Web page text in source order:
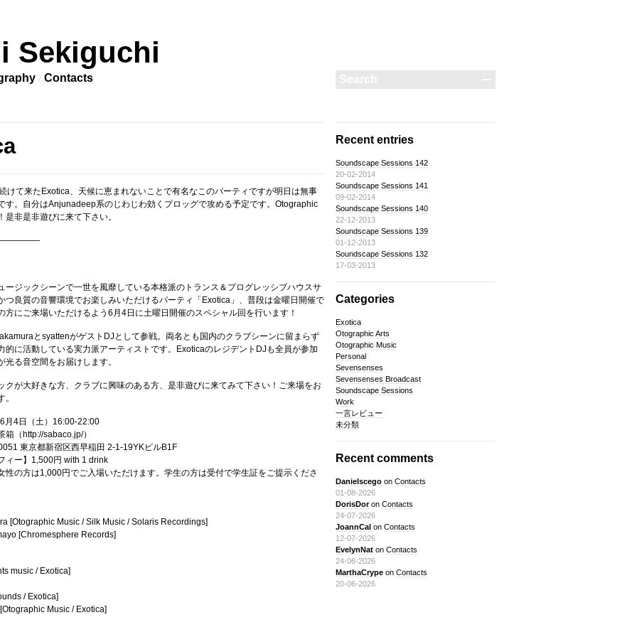
Sekiguchi
Contacts
けて来たExotica、天候に恵まれないことで有名なこのパーティですが明日は無事
す。自分はAnjunadeep系のじわじわ効くプロッグで攻める予定です。Otographic
是非是非遊びに来て下さい。
ージックシーンで一世を風靡している本格派のトランス＆プログレッシブハウスサ
つ良質の音響環境でお楽しみいただけるパーティ「Exotica」、普段は金曜日開催で
方にご来場いただけるよう6月4日に土曜日開催のスペシャル回を行います！
とsyattenがゲストDJとして参戦。両名とも国内のクラブシーンに留まらず
的に活動している実力派アーティストです。ExoticaのレジデントDJも全員が参加
光る音空間をお届けします。
クが大好きな方、クラブに興味のある方、是非遊びに来てみて下さい！ご来場をお
月4日（土）16:00-22:00
箱（ http://sabaco.jp/）
都新宿区西早稲田 2-1-19YKビルB1F
ィー】1,500円 with 1 drink
性の方は1,000円でご入場いただけます。学生の方は受付で学生証をご提示くださ
[Otographic Music / Silk Music / Solaris Recordings]
[Chromesphere Records]
music / Exotica]
/ Exotica]
Music / Exotica]
Recent entries
Soundscape Sessions 142
20-02-2014
Soundscape Sessions 141
09-02-2014
Soundscape Sessions 140
22-12-2013
Soundscape Sessions 139
01-12-2013
Soundscape Sessions 132
17-03-2013
Categories
Exotica
Otographic Arts
Otographic Music
Personal
Sevensenses
Sevensenses Broadcast
Soundscape Sessions
Work
一言レビュー
未分類
Recent comments
Danielscegoon Contacts
01-08-2026
DorisDoron Contacts
24-07-2026
JoannCalon Contacts
12-07-2026
EvelynNaton Contacts
24-06-2026
MarthaCrypeon Contacts
20-06-2026